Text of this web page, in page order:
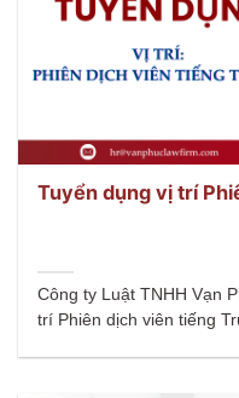
Tuyển dụng vị trí
Công ty Luật TNHH Vạn
trí Phiên dịch viên tiếng